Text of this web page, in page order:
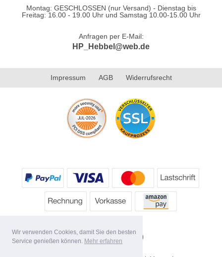
Wir verwenden Cookies, damit Sie den besten
Service genießen können. Mehr erfahren
Montag: GESCHLOSSEN (nur Versand) - Dienstag bis
Freitag: 16.00 - 19.00 Uhr und Samstag 10.00-15.00 Uhr
Anfragen per E-Mail:
HP_Hebbel@web.de
Impressum AGB Widerrufsrecht